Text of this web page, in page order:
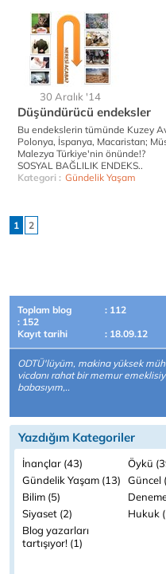
30 Aralık '14
Düşündürücü endeksler
Bu endekslerin tümünde Kuzey
Polonya, İspanya, Macaristan;
Malezya Türkiye'nin önünde!?
SOSYAL BAĞLILIK ENDEKS..
Kategori : Gündelik Yaşam
1
2
Toplam blog
: 112
: 152
Kayıt tarihi
: 18.09.12
ODTÜ'lüyüm, makina yüksek
vicdanı rahat bir memur
babasıyım,..
Yazdığım Kategoriler
İnançlar (43)
Öykü
Gündelik Yaşam (13)
Güncel
Bilim (5)
Siyaset (2)
Hukuk
Blog yazarları
tartışıyor! (1)